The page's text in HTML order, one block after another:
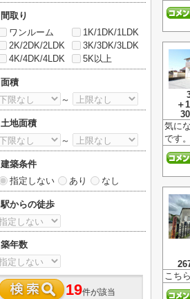
＋
気に
です
こち
間取り
ワンルーム
1K/1DK/1LDK
2K/2DK/2LDK
3K/3DK/3LDK
4K/4DK/4LDK
5K以上
面積
～
土地面積
～
建築条件
指定しない
あり なし
駅からの徒歩
築年数
19件が該当